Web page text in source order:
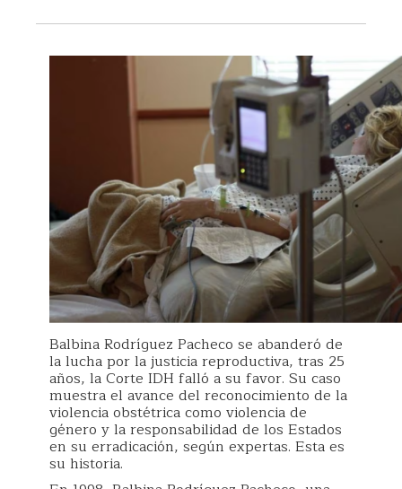
Balbina Rodríguez Pacheco se abanderó de
la lucha por la justicia reproductiva, tras 25
años, la Corte IDH falló a su favor. Su caso
muestra el avance del reconocimiento de la
violencia obstétrica como violencia de
género y la responsabilidad de los Estados
en su erradicación, según expertas. Esta es
su historia.